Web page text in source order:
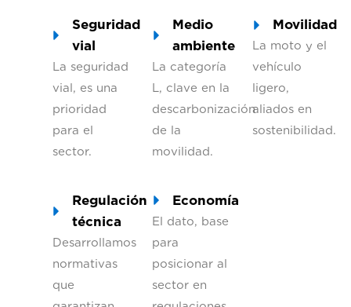
Seguridad
vial
La seguridad
vial, es una
prioridad
para el
sector.
Medio
ambiente
La categoría
L, clave en la
descarbonización
de la
movilidad.
Movilidad
La moto y el
vehículo
ligero,
aliados en
sostenibilidad.
Regulación
técnica
Desarrollamos
normativas
que
Economía
El dato, base
para
posicionar al
sector en